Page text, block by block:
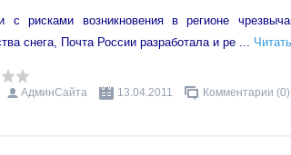
с рисками возникновения в регионе
снега, Почта России разработала и ре ...
АдминСайта 13.04.2011 Комментарии (0)